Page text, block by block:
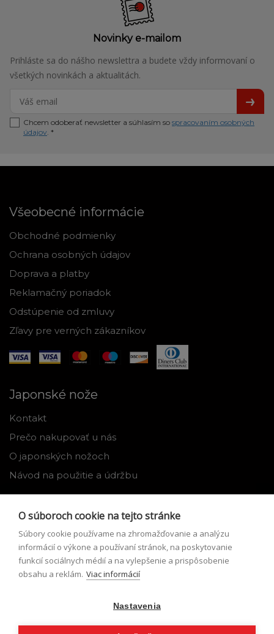
Novinky e-mailom
Prihláste sa do nášho newslettra a budete vždy informovaní o
všetkých novinkách a aktualitách.
Chcem odoberať newsletter a súhlasím so spracovaním osobných
údajov. *
Všeobecné informácie
Obchodné podmienky
Ochrana osobných údajov
Doprava a platby
Reklamačný poriadok
Odstúpenie od zmluvy
Zľavy pre verných zákazníkov
Japonské nože
Kontakt
Prečo nakupovať u nás
O japonských nožoch
Návod na použitie a údržbu
Môj profil
Zabudnuté heslo
O súboroch cookie na tejto stránke
Súbory cookie používame na zhromažďovanie a analýzu
informácií o výkone a používaní stránok, na poskytovanie
funkcií sociálnych médií a na vylepšenie a prispôsobenie
obsahu a reklám. Viac informácií
Nastavenia